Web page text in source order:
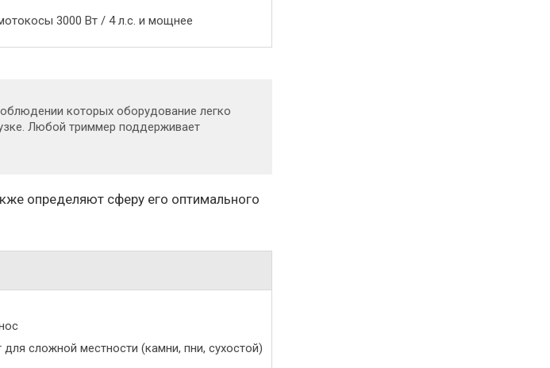
3000 Вт / 4 л.с. и мощнее
которых оборудование легко
Любой триммер поддерживает
определяют сферу его оптимального
для сложной местности (камни, пни, сухостой)